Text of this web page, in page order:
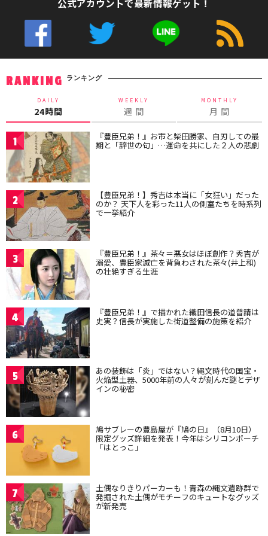
公式アカウントで最新情報ゲット！
RANKING ランキング
DAILY
24時間
WEEKLY
週 間
MONTHLY
月 間
1 『豊臣兄弟！』お市と柴田勝家、自刃しての最
期と「辞世の句」…運命を共にした２人の悲劇
2 【豊臣兄弟！】秀吉は本当に「女狂い」だった
のか？ 天下人を彩った11人の側室たちを時系列
で一挙紹介
3 『豊臣兄弟！』茶々＝悪女はほぼ創作？秀吉が
溺愛、豊臣家滅亡を背負わされた茶々(井上和)
の壮絶すぎる生涯
4 『豊臣兄弟！』で描かれた織田信長の道普請は
史実？信長が実施した街道整備の施策を紹介
5 あの装飾は「炎」ではない？縄文時代の国宝・
火焔型土器、5000年前の人々が刻んだ謎とデザ
インの秘密
6 鳩サブレーの豊島屋が『鳩の日』（8月10日）
限定グッズ詳細を発表！今年はシリコンポーチ
「はとっこ」
7 土偶なりきりパーカーも！青森の縄文遺跡群で
発掘された土偶がモチーフのキュートなグッズ
が新発売